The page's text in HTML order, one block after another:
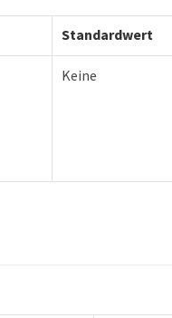
Standardwert
Keine